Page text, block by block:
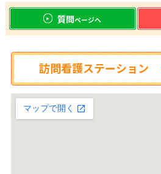
質問ページへ
訪問看護ステーション